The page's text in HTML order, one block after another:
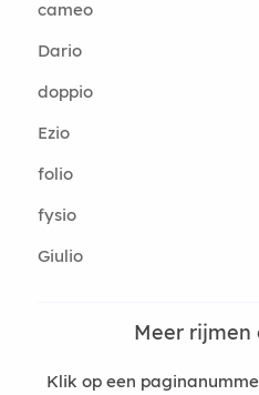
cameo
Dario
doppio
Ezio
folio
fysio
Giulio
Meer
Klik op een